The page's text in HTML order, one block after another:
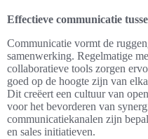
Effectieve communicatie
Communicatie vormt de
samenwerking. Regelmatige
collaboratieve tools zorgen
goed op de hoogte zijn van
Dit creëert een cultuur van
voor het bevorderen van
communicatiekanalen zijn
en sales initiatieven.